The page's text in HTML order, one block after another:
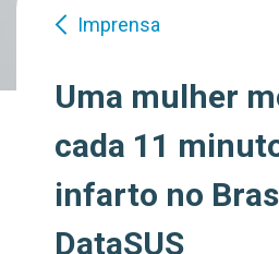
Imprensa
Uma mulher
cada 11
infarto no
DataSUS